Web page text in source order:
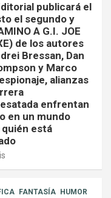
publicará el
el segundo y
A G.I. JOE
de los autores
Bressan, Dan
y Marco
alianzas
enfrentan
en un mundo
quién está
FANTASÍA HUMOR